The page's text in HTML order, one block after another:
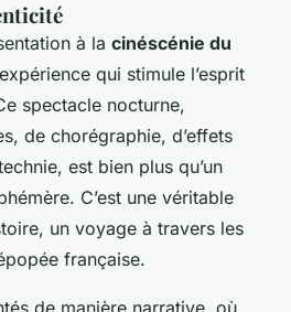
à la cinéscénie du
qui stimule l’esprit
spectacle nocturne,
de chorégraphie, d’effets
est bien plus qu’un
C’est une véritable
un voyage à travers les
française.